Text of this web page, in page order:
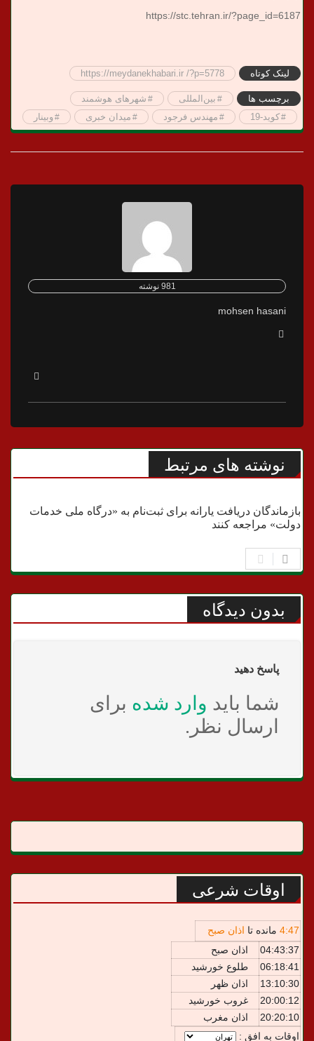
لینک کوتاه https://meydanekhabari.ir /?p=5778
برچسب ها بین‌المللی
شهرهای هوشمند
کوید-19
مهندس فرجود میدان خبری وبینار
981 نوشته
mohsen hasani
نوشته های مرتبط
دولت
بازماندگان دریافت یارانه برای ثبت‌نام به «درگاه ملی خدمات
دولت» مراجعه کنند
بدون دیدگاه
پاسخ دهید
شما باید وارد شده برای
ارسال نظر.
اوقات شرعی
4:47 مانده تا اذان صبح
04:43:37
اذان صبح
06:18:41
طلوع خورشید
13:10:30
اذان ظهر
20:00:12
غروب خورشید
20:20:10
اذان مغرب
اوقات به افق :